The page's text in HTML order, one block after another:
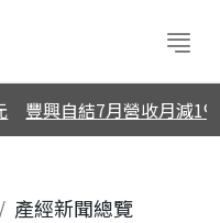
豐興自結7月營收月減1%
產經新聞總覽